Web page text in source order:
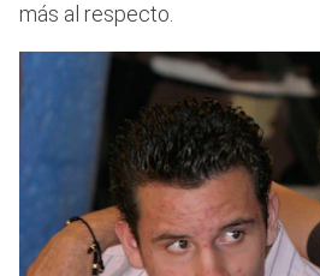
más al respecto.